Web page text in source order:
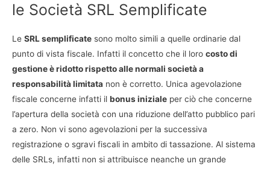
le Società SRL Semplificate
Le SRL semplificate sono molto simili a quelle ordinarie dal
punto di vista fiscale. Infatti il concetto che il loro costo di
gestione è ridotto rispetto alle normali società a
responsabilità limitata non è corretto. Unica agevolazione
fiscale concerne infatti il bonus iniziale per ciò che concerne
l’apertura della società con una riduzione dell’atto pubblico pari
a zero. Non vi sono agevolazioni per la successiva
registrazione o sgravi fiscali in ambito di tassazione. Al sistema
delle SRLs, infatti non si attribuisce neanche un grande